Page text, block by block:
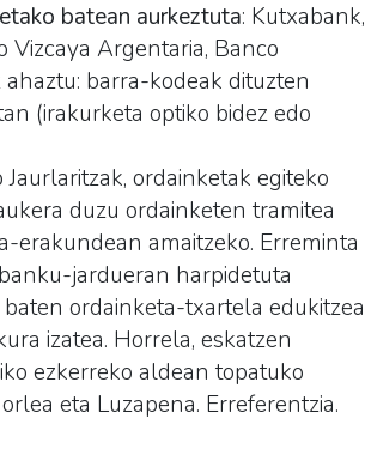
batean aurkeztuta: Kutxabank,
Vizcaya Argentaria, Banco
ahaztu: barra-kodeak dituzten
(irakurketa optiko bidez edo
ordainketak egiteko
duzu ordainketen tramitea
amaitzeko. Erreminta
jardueran harpidetuta
ordainketa-txartela edukitzea
izatea. Horrela, eskatzen
ezkerreko aldean topatuko
eta Luzapena. Erreferentzia.